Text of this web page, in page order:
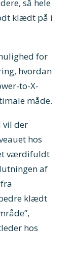
så hele
klædt på i
for
hvordan
to-X-
måde.
vil der
hos
værdifuldt
af
klædt
hos